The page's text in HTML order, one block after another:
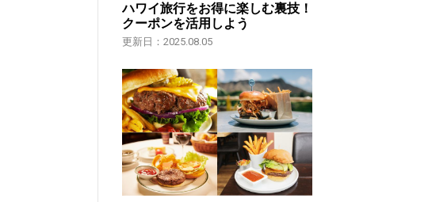
ハワイ旅行をお得に楽しむ裏技！
クーポンを活用しよう
更新日：2025.08.05